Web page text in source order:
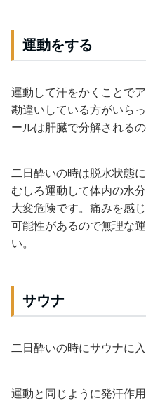
運動をする
運動して汗をかくことで
勘違いしている方がいら
ールは肝臓で分解される
二日酔いの時は脱水状態
むしろ運動して体内の水
大変危険です。痛みを感
可能性があるので無理な
い。
サウナ
二日酔いの時にサウナに
運動と同じように発汗作